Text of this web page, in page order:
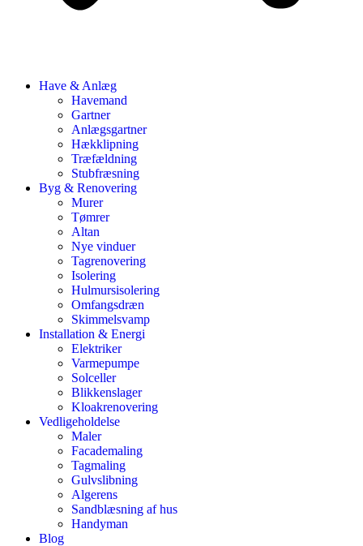
Have & Anlæg
Havemand
Gartner
Anlægsgartner
Hækklipning
Træfældning
Stubfræsning
Byg & Renovering
Murer
Tømrer
Altan
Nye vinduer
Tagrenovering
Isolering
Hulmursisolering
Omfangsdræn
Skimmelsvamp
Installation & Energi
Elektriker
Varmepumpe
Solceller
Blikkenslager
Kloakrenovering
Vedligeholdelse
Maler
Facademaling
Tagmaling
Gulvslibning
Algerens
Sandblæsning af hus
Handyman
Blog